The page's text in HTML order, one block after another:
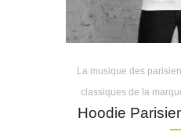
La musique des
classiques de la
Hoodie